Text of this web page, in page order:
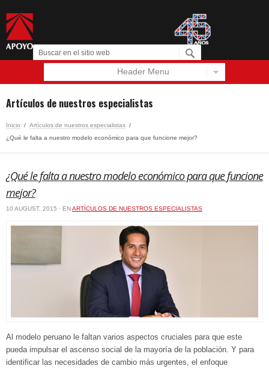
Header Menu
Artículos de nuestros especialistas
Inicio / Artículos de nuestros especialistas /
¿Qué le falta a nuestro modelo económico para que funcione mejor?
¿Qué le falta a nuestro modelo económico para que funcione
mejor?
10 AUGUST, 2015 · ENARTÍCULOS DE NUESTROS ESPECIALISTAS
Al modelo peruano le faltan varios aspectos cruciales para que este
pueda impulsar el ascenso social de la mayoría de la población. Y para
identificar las necesidades de cambio más urgentes, el enfoque